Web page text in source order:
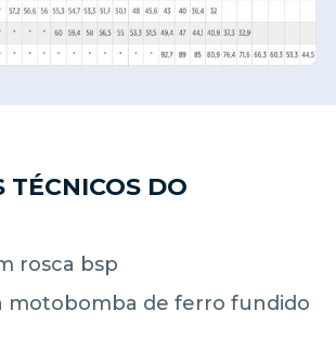
TÉCNICOS DO
rosca bsp
motobomba de ferro fundido